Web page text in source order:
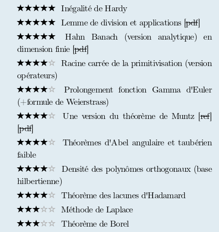
Inégalité de Hardy
Lemme de division et applications [pdf]
Hahn Banach (version analytique) en
dimension finie [pdf]
Racine carrée de la primitivisation (version
opérateurs)
Prolongement fonction Gamma d'Euler
(+formule de Weierstrass)
Une version du théorème de Muntz [ref]
[pdf]
Théorèmes d'Abel angulaire et taubérien
faible
Densité des polynômes orthogonaux (base
hilbertienne)
Théorème des lacunes d'Hadamard
Méthode de Laplace
Théorème de Borel